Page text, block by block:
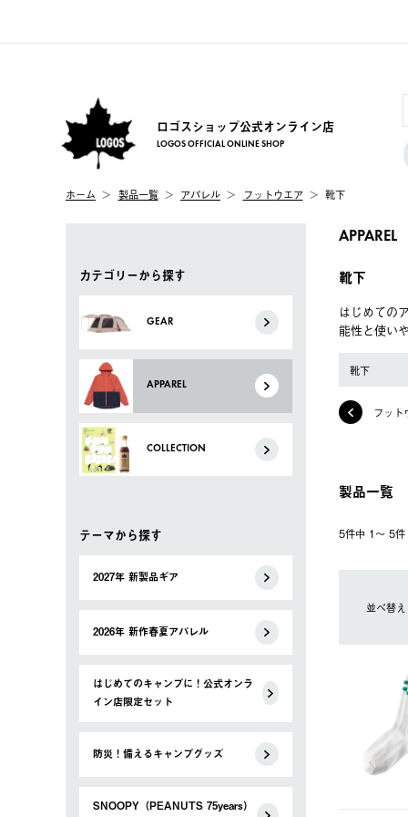
ロゴスショップ公式オンライン店
LOGOS OFFICIAL ONLINE SHOP
ホーム 製品一覧 アパレル フットウエア 靴下
カテゴリーから探す
GEAR
APPAREL
COLLECTION
テーマから探す
2027年 新製品ギア
2026年 新作春夏アパレル
はじめてのキャンプに！公式オンラ
イン店限定セット
防災！備えるキャンプグッズ
SNOOPY（PEANUTS 75years）
APPAREL
靴下
はじめての
能性と使い
靴下
フット
製品一覧
5件中 1〜 5件
並べ替え